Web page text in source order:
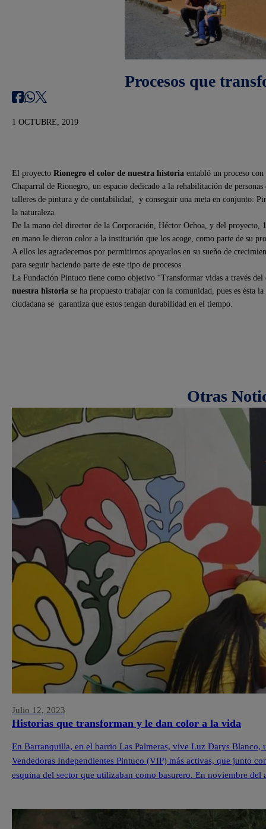
Procesos que
1 OCTUBRE, 2019
El proyecto Rionegro el color de nuestra historia entabló un proceso
Chaparral de Rionegro, un espacio dedicado a la rehabilitación de
talleres de pintura y de contabilidad, y conseguir una meta en conjunto:
la naturaleza.
De la mano del director de la Corporación, Héctor Ochoa, y del proyecto,
en mano le dieron color a la institución que los acoge, como parte de su
A ellos les agradecemos por permitirnos apoyarlos en su sueño de
para seguir haciendo parte de este tipo de procesos.
La Fundación Pintuco tiene como objetivo “Transformar vidas a través
nuestra historia se ha propuesto trabajar con la comunidad, pues es ésta
ciudadana se garantiza que estos tengan durabilidad en el tiempo.
Otras
Julio 12, 2023
Historias que transforman y le dan color a la vida
En Barranquilla, en el barrio Las Palmeras, vive Luz Darys Blanco,
Vendedoras Independientes Pintuco (VIP) más activas, que junto
esquina del sector que utilizaban como basurero. En noviembre